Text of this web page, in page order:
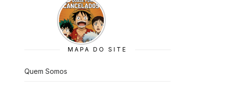
7 Animes
que quase
Foram
Cancelado
s
MAPA DO SITE
Quem Somos